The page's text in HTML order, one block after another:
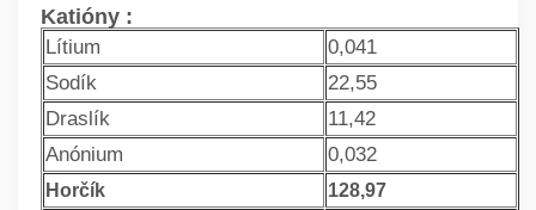
Katióny :
Lítium
0,041
Sodík
22,55
Draslík
11,42
Anónium
0,032
Horčík
128,97